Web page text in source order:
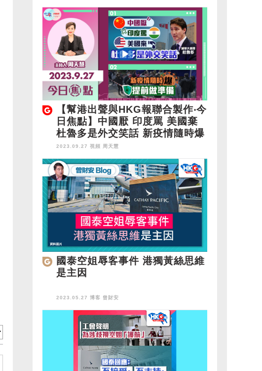
【幫港出聲與HKG報聯合製作‧今
日焦點】中國厭 印度罵 美國棄
杜魯多是外交笑話 新疫情隨時爆
提前做準備
2023.09.27 視頻 周天慧
國泰空姐辱客事件 港獨黃絲思維
是主因
2023.05.27 博客 曾財安